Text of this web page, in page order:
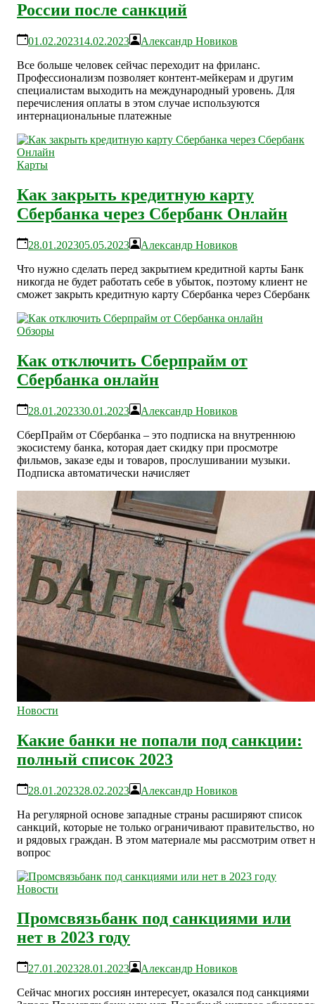
России после санкций
01.02.202314.02.2023
Александр Новиков
Все больше человек сейчас переходит на фриланс.
Профессионализм позволяет контент-мейкерам и другим
специалистам выходить на международный уровень. Для
перечисления оплаты в этом случае используются
интернациональные платежные
Карты
Как закрыть кредитную карту
Сбербанка через Сбербанк Онлайн
28.01.202305.05.2023
Александр Новиков
Что нужно сделать перед закрытием кредитной карты Банк
никогда не будет работать себе в убыток, поэтому клиент не
сможет закрыть кредитную карту Сбербанка через Сбербанк
Обзоры
Как отключить Сберпрайм от
Сбербанка онлайн
28.01.202330.01.2023
Александр Новиков
СберПрайм от Сбербанка – это подписка на внутреннюю
экосистему банка, которая дает скидку при просмотре
фильмов, заказе еды и товаров, прослушивании музыки.
Подписка автоматически начисляет
Новости
Какие банки не попали под санкции:
полный список 2023
28.01.202328.02.2023
Александр Новиков
На регулярной основе западные страны расширяют список
санкций, которые не только ограничивают правительство, но
и рядовых граждан. В этом материале мы рассмотрим ответ
вопрос
Новости
Промсвязьбанк под санкциями или
нет в 2023 году
27.01.202328.01.2023
Александр Новиков
Сейчас многих россиян интересует, оказался под санкциями